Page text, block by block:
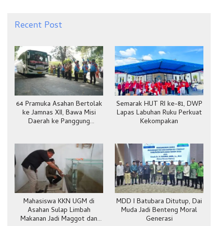
Recent Post
64 Pramuka Asahan Bertolak
ke Jamnas XII, Bawa Misi
Daerah ke Panggung
Semarak HUT RI ke-81, DWP
Lapas Labuhan Ruku Perkuat
Kekompakan
Mahasiswa KKN UGM di
Asahan Sulap Limbah
Makanan Jadi Maggot dan
MDD I Batubara Ditutup, Dai
Muda Jadi Benteng Moral
Generasi